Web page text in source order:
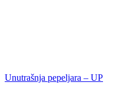
Unutrašnja pepeljara – UP